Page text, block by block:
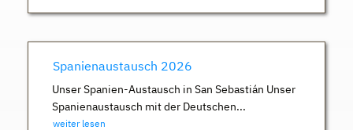
Spanienaustausch 2026
Unser Spanien-Austausch in San Sebastián Unser
Spanienaustausch mit der Deutschen...
weiter lesen